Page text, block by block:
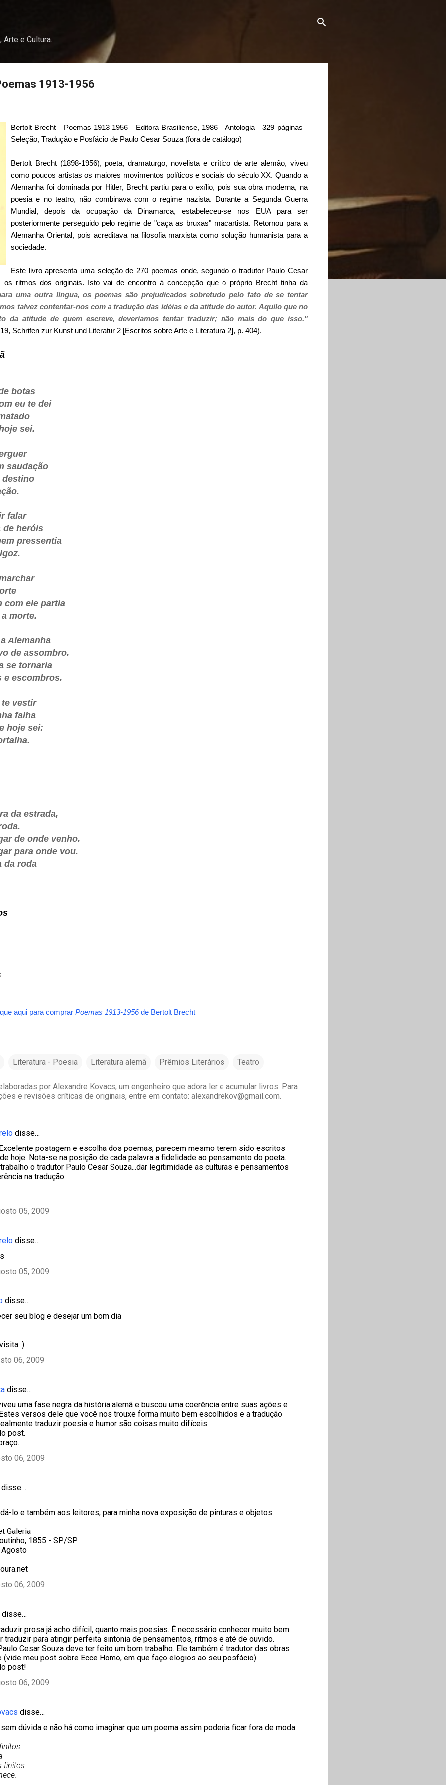
Arte e Cultura.
1913-1956
Bertolt Brecht - Poemas 1913-1956 - Editora Brasiliense, 1986 - Antologia - 329 páginas -
Seleção, Tradução e Posfácio de Paulo Cesar Souza (fora de catálogo)
Bertolt Brecht (1898-1956), poeta, dramaturgo, novelista e crítico de arte alemão, viveu
como poucos artistas os maiores movimentos políticos e sociais do século XX. Quando a
Alemanha foi dominada por Hitler, Brecht partiu para o exílio, pois sua obra moderna, na
poesia e no teatro, não combinava com o regime nazista. Durante a Segunda Guerra
Mundial, depois da ocupação da Dinamarca, estabeleceu-se nos EUA para ser
posteriormente perseguido pelo regime de "caça as bruxas" macartista. Retornou para a
Alemanha Oriental, pois acreditava na filosofia marxista como solução humanista para a
sociedade.
Este livro apresenta uma seleção de 270 poemas onde, segundo o tradutor Paulo Cesar
os ritmos dos originais. Isto vai de encontro à concepção que o próprio Brecht tinha da
uma outra língua, os poemas são prejudicados sobretudo pelo fato de se tentar
talvez contentar-nos com a tradução das idéias e da atitude do autor. Aquilo que no
da atitude de quem escreve, deveríamos tentar traduzir; não mais do que isso."
Schrifen zur Kunst und Literatur 2 [Escritos sobre Arte e Literatura 2], p. 404).
botas
eu te dei
sei.
saudação
destino
falar
de heróis
pressentia
com ele partia
morte.
Alemanha
de assombro.
se tornaria
e escombros.
te vestir
falha
hoje sei:
da estrada,
de onde venho.
para onde vou.
da roda
aqui para comprar Poemas 1913-1956de Bertolt Brecht
Literatura - Poesia Literatura alemã Prêmios Literários
Teatro
por Alexandre Kovacs, um engenheiro que adora ler e acumular livros. Para
e revisões críticas de originais, entre em contato: alexandrekov@gmail.com.
disse…
postagem e escolha dos poemas, parecem mesmo terem sido escritos
hoje. Nota-se na posição de cada palavra a fidelidade ao pensamento do poeta.
o tradutor Paulo Cesar Souza...dar legitimidade as culturas e pensamentos
na tradução.
05, 2009
disse…
05, 2009
disse…
seu blog e desejar um bom dia
:)
06, 2009
disse…
uma fase negra da história alemã e buscou uma coerência entre suas ações e
versos dele que você nos trouxe forma muito bem escolhidos e a tradução
traduzir poesia e humor são coisas muito difíceis.
post.
06, 2009
disse…
lo e também aos leitores, para minha nova exposição de pinturas e objetos.
Galeria
1855 - SP/SP
Agosto
06, 2009
disse…
prosa já acho difícil, quanto mais poesias. É necessário conhecer muito bem
traduzir para atingir perfeita sintonia de pensamentos, ritmos e até de ouvido.
Cesar Souza deve ter feito um bom trabalho. Ele também é tradutor das obras
(vide meu post sobre Ecce Homo, em que faço elogios ao seu posfácio)
post!
06, 2009
disse…
dúvida e não há como imaginar que um poema assim poderia ficar fora de moda:
finitos